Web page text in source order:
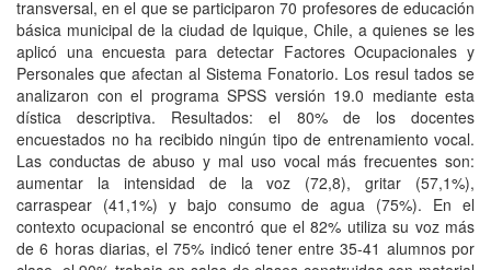
transversal, en el que se participaron 70 profesores de educación
básica municipal de la ciudad de Iquique, Chile, a quienes se les
aplicó una encuesta para detectar Factores Ocupacionales y
Personales que afectan al Sistema Fonatorio. Los resul tados se
analizaron con el programa SPSS versión 19.0 mediante esta
dística descriptiva. Resultados: el 80% de los docentes
encuestados no ha recibido ningún tipo de entrenamiento vocal.
Las conductas de abuso y mal uso vocal más frecuentes son:
aumentar la intensidad de la voz (72,8), gritar (57,1%),
carraspear (41,1%) y bajo consumo de agua (75%). En el
contexto ocupacional se encontró que el 82% utiliza su voz más
de 6 horas diarias, el 75% indicó tener entre 35-41 alumnos por